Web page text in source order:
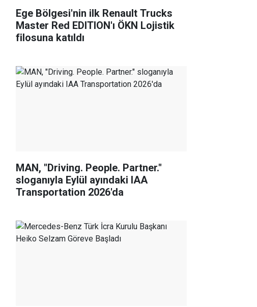
Ege Bölgesi'nin ilk Renault Trucks
Master Red EDITION'ı ÖKN Lojistik
filosuna katıldı
MAN, "Driving. People. Partner."
sloganıyla Eylül ayındaki IAA
Transportation 2026'da